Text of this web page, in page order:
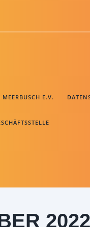
MEERBUSCH E.V.
2022